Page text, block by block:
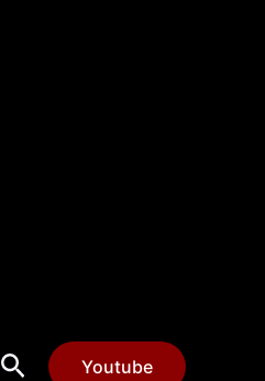
Cari Youtube